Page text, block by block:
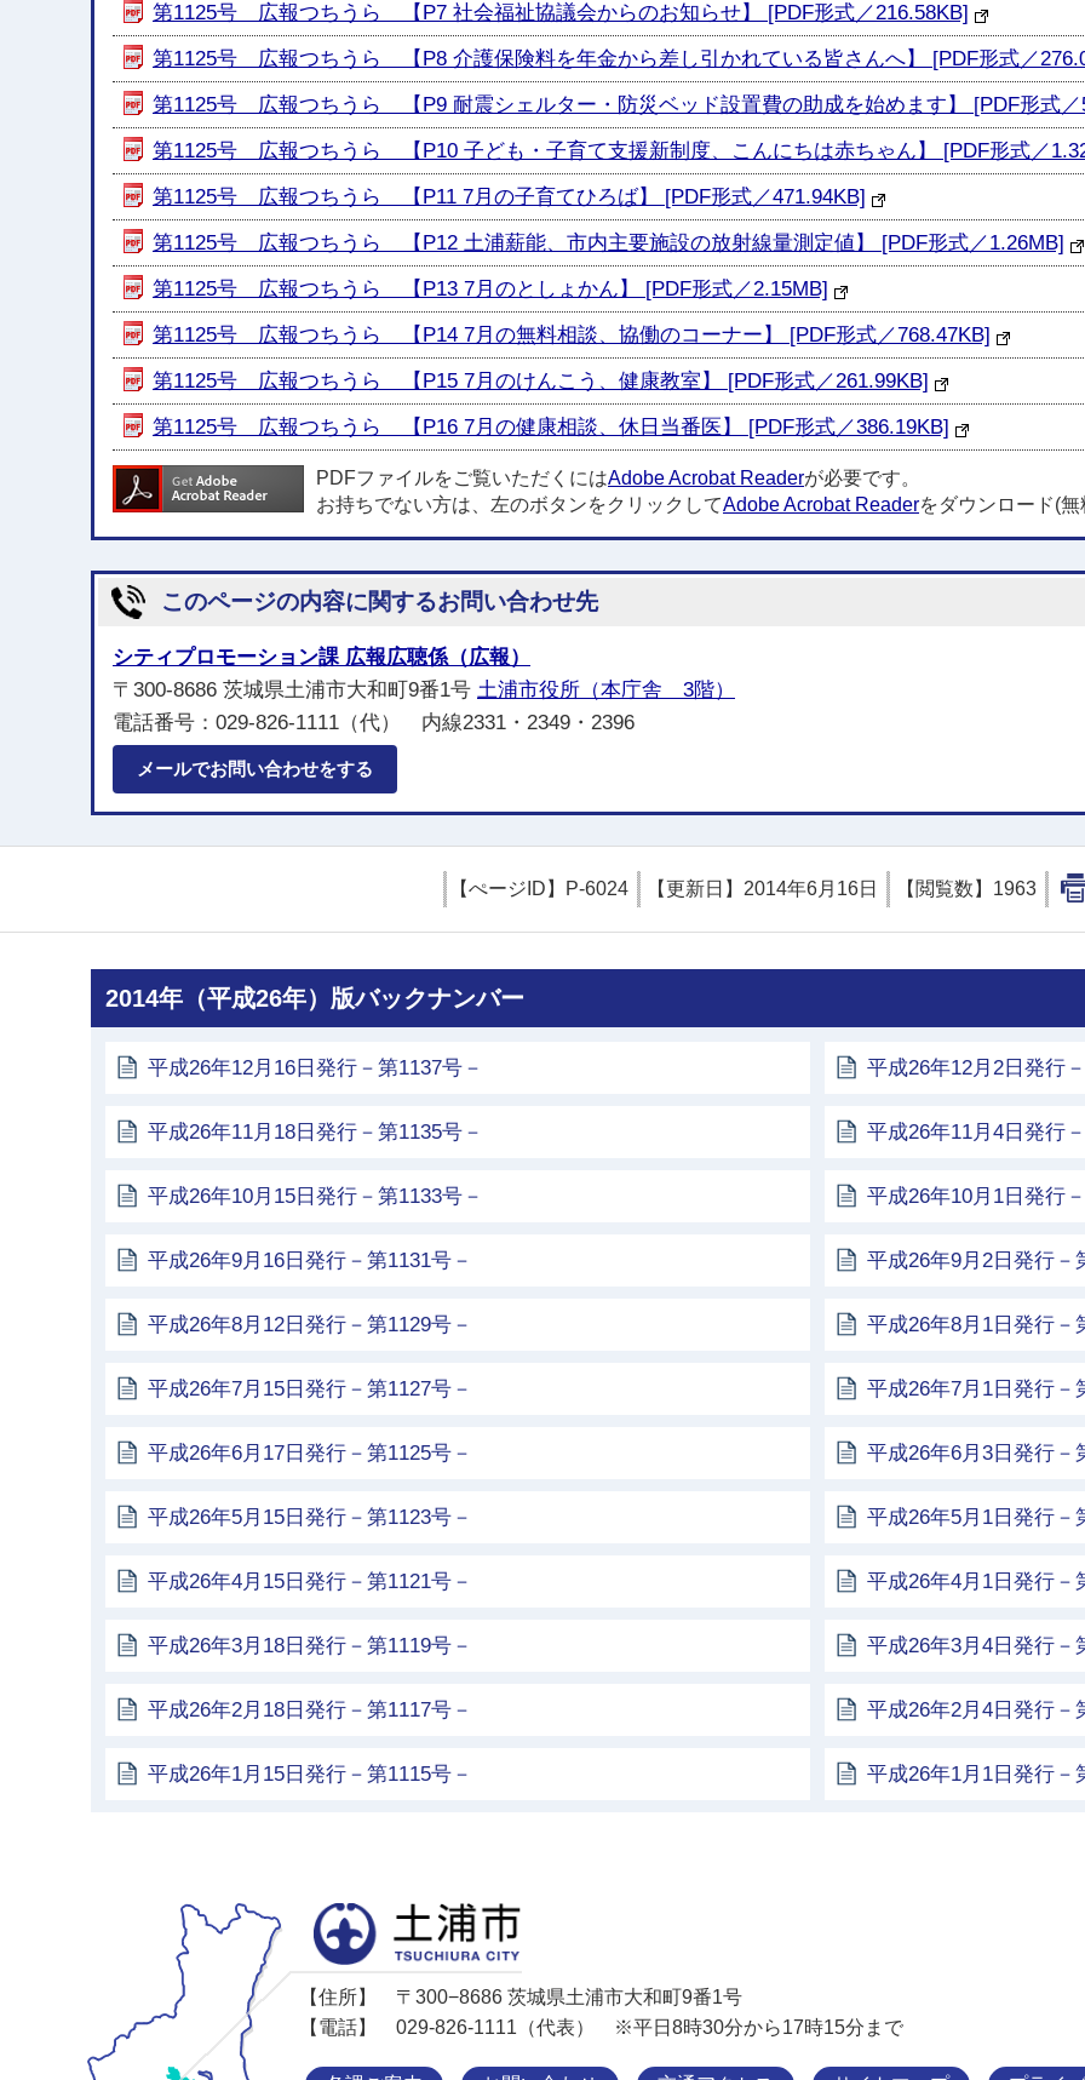
第1125号 広報つちうら 【P7 社会福祉協議会からのお知らせ】 [PDF形式／216.58KB]
第1125号 広報つちうら 【P8 介護保険料を年金から差し引かれている皆さんへ】 [PDF形式／
第1125号 広報つちうら 【P9 耐震シェルター・防災ベッド設置費の助成を始めます】 [PDF形式／
第1125号 広報つちうら 【P10 子ども・子育て支援新制度、こんにちは赤ちゃん】 [PDF形式／
第1125号 広報つちうら 【P11 7月の子育てひろば】 [PDF形式／471.94KB]
第1125号 広報つちうら 【P12 土浦薪能、市内主要施設の放射線量測定値】 [PDF形式／1.26MB]
第1125号 広報つちうら 【P13 7月のとしょかん】 [PDF形式／2.15MB]
第1125号 広報つちうら 【P14 7月の無料相談、協働のコーナー】 [PDF形式／768.47KB]
第1125号 広報つちうら 【P15 7月のけんこう、健康教室】 [PDF形式／261.99KB]
第1125号 広報つちうら 【P16 7月の健康相談、休日当番医】 [PDF形式／386.19KB]
PDFファイルをご覧いただくにはAdobe Acrobat Readerが必要です。
お持ちでない方は、左のボタンをクリックしてAdobe Acrobat Readerをダウンロード(
このページの内容に関するお問い合わせ先
シティプロモーション課 広報広聴係（広報）
〒300-8686 茨城県土浦市大和町9番1号 土浦市役所（本庁舎 3階）
電話番号：029-826-1111（代） 内線2331・2349・2396
メールでお問い合わせをする
【ぺージID】 P-6024 【更新日】 2014年6月16日 【閲覧数】 1963
2014年（平成26年）版バックナンバー
平成26年12月16日発行－第1137号－ 平成26年12月2日発行
平成26年11月18日発行－第1135号－ 平成26年11月4日発行
平成26年10月15日発行－第1133号－ 平成26年10月1日発行
平成26年9月16日発行－第1131号－ 平成26年9月2日発行－
平成26年8月12日発行－第1129号－ 平成26年8月1日発行－
平成26年7月15日発行－第1127号－ 平成26年7月1日発行－
平成26年6月17日発行－第1125号－ 平成26年6月3日発行－
平成26年5月15日発行－第1123号－ 平成26年5月1日発行－
平成26年4月15日発行－第1121号－ 平成26年4月1日発行－
平成26年3月18日発行－第1119号－ 平成26年3月4日発行－
平成26年2月18日発行－第1117号－ 平成26年2月4日発行－
平成26年1月15日発行－第1115号－ 平成26年1月1日発行－
【住所】
〒300−8686 茨城県土浦市大和町9番1号
【電話】
029-826-1111（代表） ※平日8時30分から17時15分まで